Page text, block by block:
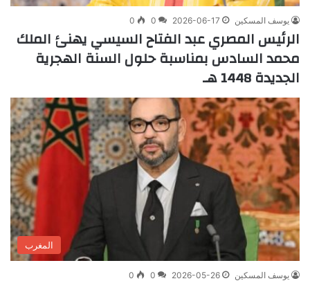
يوسف المسكين 2026-06-17
0
0
الرئيس المصري عبد الفتاح السيسي يهنئ الملك
محمد السادس بمناسبة حلول السنة الهجرية
الجديدة 1448 هـ
المغرب
يوسف المسكين 2026-05-26
0
0